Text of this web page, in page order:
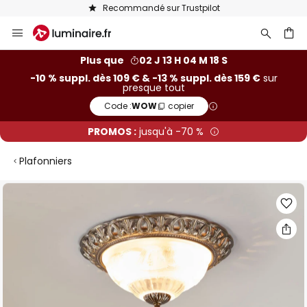
Recommandé sur Trustpilot
Allez
au
Plus que
02 J 13 H 04 M 18 S
-10 % suppl. dès 109 € & -13 % suppl. dès 159 €sur
presque tout
Code :WOW copier
PROMOS : jusqu'à -70 %
Plafonniers
Skip